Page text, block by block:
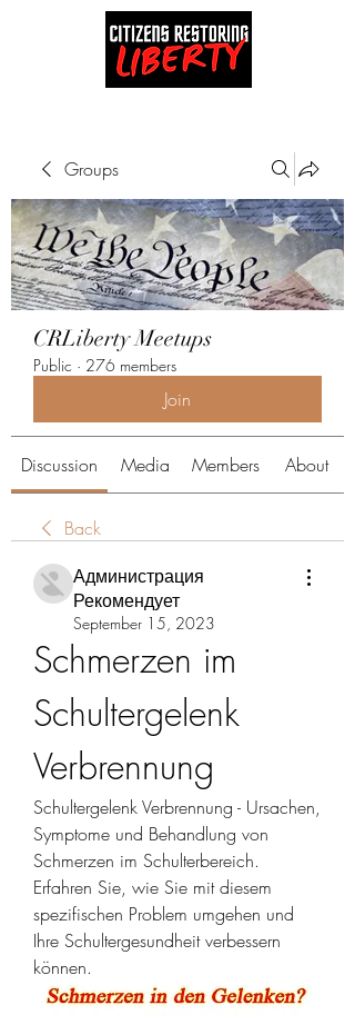
Groups
CRLiberty Meetups
Public · 276 members
Join
Discussion Media Members About
Back
Администрация
Рекомендует
September 15, 2023
Schmerzen im
Schultergelenk
Verbrennung
Schultergelenk Verbrennung - Ursachen,
Symptome und Behandlung von
Schmerzen im Schulterbereich.
Erfahren Sie, wie Sie mit diesem
spezifischen Problem umgehen und
Ihre Schultergesundheit verbessern
können.